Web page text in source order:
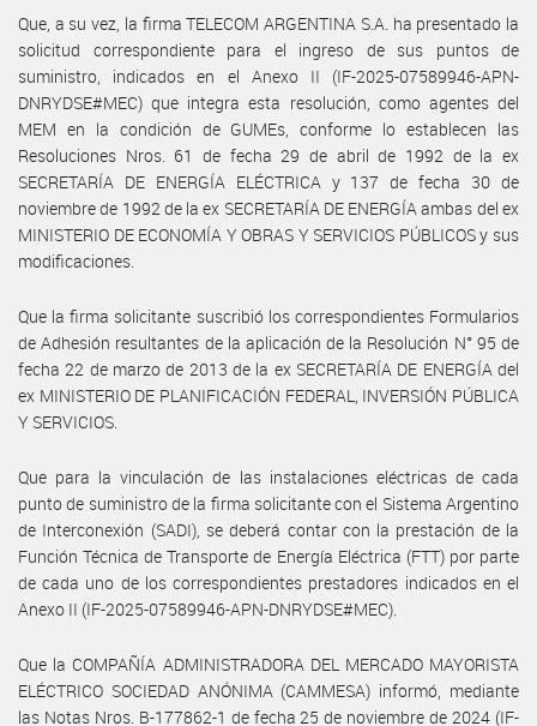
Que, a su vez, la firma TELECOM ARGENTINA S.A. ha presentado la
solicitud correspondiente para el ingreso de sus puntos de
suministro, indicados en el Anexo II (IF-2025-07589946-APN-
DNRYDSE#MEC) que integra esta resolución, como agentes del
MEM en la condición de GUMEs, conforme lo establecen las
Resoluciones Nros. 61 de fecha 29 de abril de 1992 de la ex
SECRETARÍA DE ENERGÍA ELÉCTRICA y 137 de fecha 30 de
noviembre de 1992 de la ex SECRETARÍA DE ENERGÍA ambas del ex
MINISTERIO DE ECONOMÍA Y OBRAS Y SERVICIOS PÚBLICOS y sus
modificaciones.
Que la firma solicitante suscribió los correspondientes Formularios
de Adhesión resultantes de la aplicación de la Resolución N° 95 de
fecha 22 de marzo de 2013 de la ex SECRETARÍA DE ENERGÍA del
ex MINISTERIO DE PLANIFICACIÓN FEDERAL, INVERSIÓN PÚBLICA
Y SERVICIOS.
Que para la vinculación de las instalaciones eléctricas de cada
punto de suministro de la firma solicitante con el Sistema Argentino
de Interconexión (SADI), se deberá contar con la prestación de la
Función Técnica de Transporte de Energía Eléctrica (FTT) por parte
de cada uno de los correspondientes prestadores indicados en el
Anexo II (IF-2025-07589946-APN-DNRYDSE#MEC).
Que la COMPAÑÍA ADMINISTRADORA DEL MERCADO MAYORISTA
ELÉCTRICO SOCIEDAD ANÓNIMA (CAMMESA) informó, mediante
las Notas Nros. B-177862-1 de fecha 25 de noviembre de 2024 (IF-